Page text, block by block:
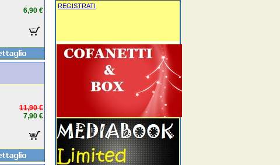
6,90 €
11,90 €
7,90 €
REGISTRATI